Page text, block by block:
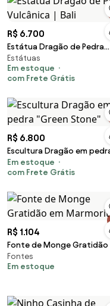
R$ 6.700
Estátua Dragão de Pedra
Vulcânica | Bali
Estátuas
Em estoque
com Frete Grátis
R$ 6.800
Escultura Dragão em
"Green Stone"
Em estoque
com Frete Grátis
R$ 1.104
Fonte de Monge Gratidão
Marmorite
Fontes
Em estoque